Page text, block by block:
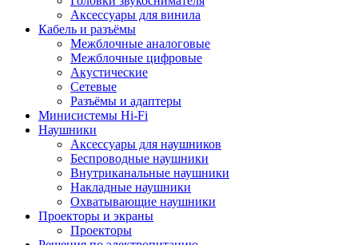
Аксессуары для винила
Кабель и разъёмы
Межблочные аналоговые
Межблочные цифровые
Акустические
Сетевые
Разъёмы и адаптеры
Минисистемы Hi-Fi
Наушники
Аксессуары для наушников
Беспроводные наушники
Внутриканальные наушники
Накладные наушники
Охватывающие наушники
Проекторы и экраны
Проекторы